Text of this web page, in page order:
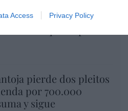
Access Privacy Policy
pierde dos pleitos
por 700.000
y sigue